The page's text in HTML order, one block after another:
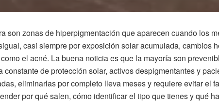
son zonas de hiperpigmentación que aparecen cuando los
casi siempre por exposición solar acumulada, cambios
el acné. La buena noticia es que la mayoría son
constante de protección solar, activos despigmentantes y
eliminarlas por completo lleva meses y requiere evitar el
por qué salen, cómo identificar el tipo que tienes y qué